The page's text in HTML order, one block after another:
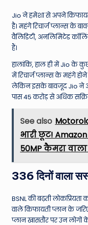
s
A
ro
u
n
d
W
o
rl
d
Jio ने हमेशा से अपने
है। महंगे रिचार्ज प्लान्स के
वैलिडिटी, अनलिमिटेड
हैं।
हालांकि, हाल ही में Jio के
में रिचार्ज प्लान्स के महंगे
लेकिन इसके बावजूद Jio ने
पास 45 करोड़ से अधिक
See also
भारी छूट!
50MP कैमरा
336 दिनों वाला
BSNL की बढ़ती
वाले किफायती प्लान के
प्लान खासतौर पर उन